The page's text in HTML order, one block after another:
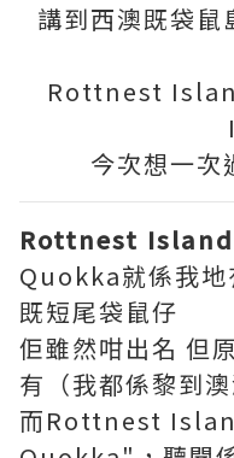
講到西澳既袋鼠
Rottnest
今次想一次
Rottnest Island
Quokka就係我
既短尾袋鼠仔
佢雖然咁出名 但
有（我都係黎到澳
而Rottnest